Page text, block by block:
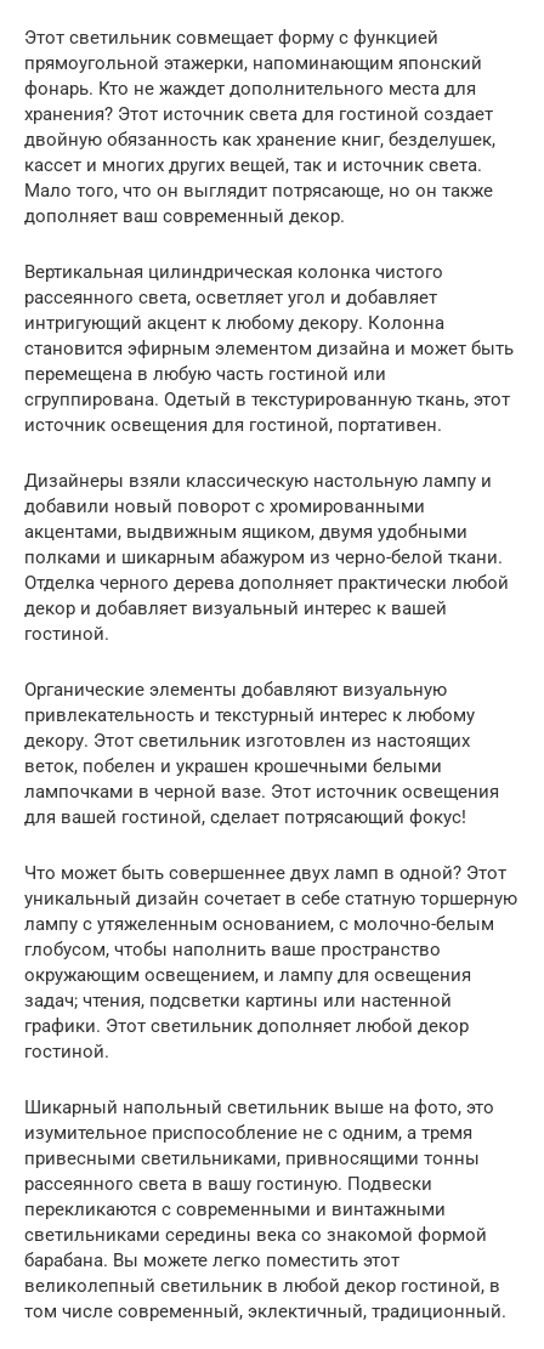
Этот светильник совмещает форму с функцией
прямоугольной этажерки, напоминающим японский
фонарь. Кто не жаждет дополнительного места для
хранения? Этот источник света для гостиной создает
двойную обязанность как хранение книг, безделушек,
кассет и многих других вещей, так и источник света.
Мало того, что он выглядит потрясающе, но он также
дополняет ваш современный декор.
Вертикальная цилиндрическая колонка чистого
рассеянного света, осветляет угол и добавляет
интригующий акцент к любому декору. Колонна
становится эфирным элементом дизайна и может быть
перемещена в любую часть гостиной или
сгруппирована. Одетый в текстурированную ткань, этот
источник освещения для гостиной, портативен.
Дизайнеры взяли классическую настольную лампу и
добавили новый поворот с хромированными
акцентами, выдвижным ящиком, двумя удобными
полками и шикарным абажуром из черно-белой ткани.
Отделка черного дерева дополняет практически любой
декор и добавляет визуальный интерес к вашей
гостиной.
Органические элементы добавляют визуальную
привлекательность и текстурный интерес к любому
декору. Этот светильник изготовлен из настоящих
веток, побелен и украшен крошечными белыми
лампочками в черной вазе. Этот источник освещения
для вашей гостиной, сделает потрясающий фокус!
Что может быть совершеннее двух ламп в одной? Этот
уникальный дизайн сочетает в себе статную торшерную
лампу с утяжеленным основанием, с молочно-белым
глобусом, чтобы наполнить ваше пространство
окружающим освещением, и лампу для освещения
задач; чтения, подсветки картины или настенной
графики. Этот светильник дополняет любой декор
гостиной.
Шикарный напольный светильник выше на фото, это
изумительное приспособление не с одним, а тремя
привесными светильниками, привносящими тонны
рассеянного света в вашу гостиную. Подвески
перекликаются с современными и винтажными
светильниками середины века со знакомой формой
барабана. Вы можете легко поместить этот
великолепный светильник в любой декор гостиной, в
том числе современный, эклектичный, традиционный.